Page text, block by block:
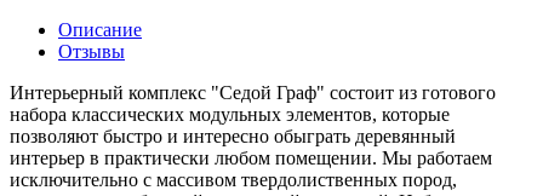
Описание
Отзывы
Интерьерный комплекс "Седой Граф" состоит из готового
набора классических модульных элементов, которые
позволяют быстро и интересно обыграть деревянный
интерьер в практически любом помещении. Мы работаем
исключительно с массивом твердолиственных пород,